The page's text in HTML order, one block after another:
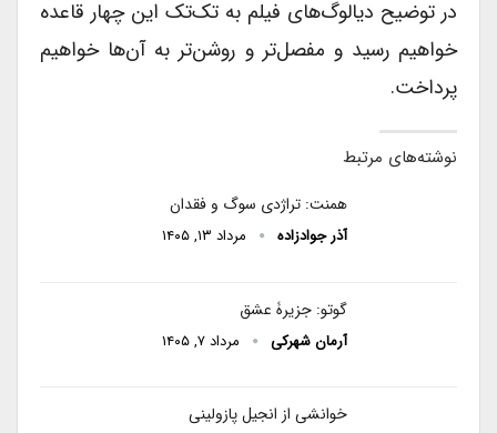
در توضیح دیالوگ‌های فیلم به تک‌تک این چهار قاعده
خواهیم رسید و مفصل‌تر و روشن‌تر به آن‌ها خواهیم
پرداخت.
نوشته‌های مرتبط
همنت: تراژدی سوگ و فقدان
آذر جوادزاده مرداد ۱۳, ۱۴۰۵
گوتو: جزیرۀ عشق
آرمان شهرکی مرداد ۷, ۱۴۰۵
خوانشی از انجیل پازولینی